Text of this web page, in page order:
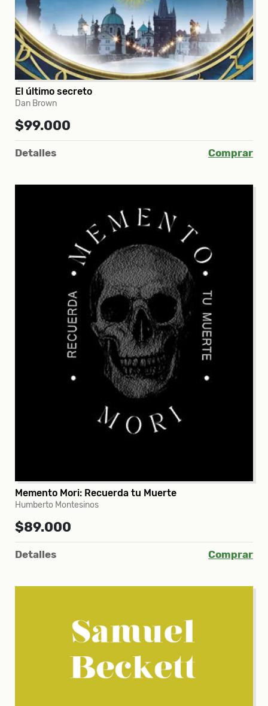
El último secreto
Dan Brown
$99.000
Detalles Comprar
Memento Mori: Recuerda tu Muerte
Humberto Montesinos
$89.000
Detalles Comprar